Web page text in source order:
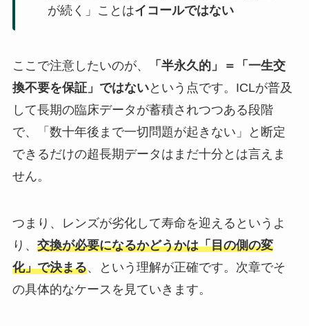
が続く」ことはイコールではない
ここで注意したいのが、
「半永久的」＝「一生交
換不要を保証」ではないという点です。ICLが普及
して長期の臨床データが蓄積されつつある段階
で、「数十年後まで一切問題が起きない」と断定
できるだけの超長期データはまだ十分とは言えま
せん。
つまり、レンズが劣化して寿命を迎えるというよ
り、 交換が必要になるかどうかは「目の側の変
化」で決まる、という理解が正確です。次章でそ
の具体的なケースを見ていきます。